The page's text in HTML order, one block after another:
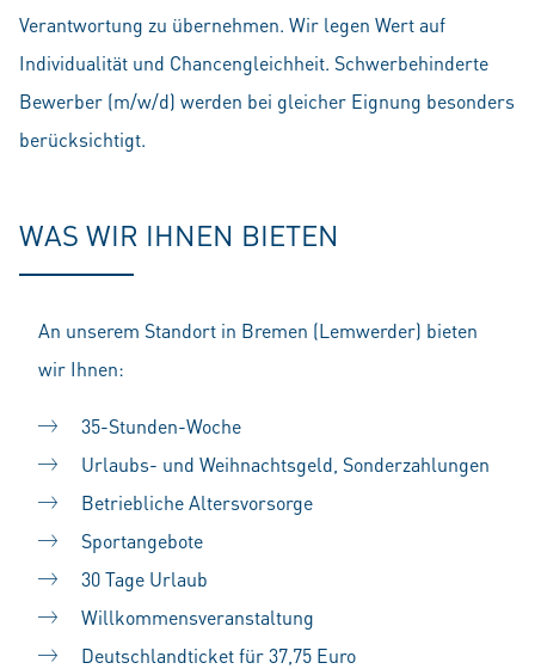
Verantwortung zu übernehmen. Wir legen Wert auf
Individualität und Chancengleichheit. Schwerbehinderte
Bewerber (m/w/d) werden bei gleicher Eignung besonders
berücksichtigt.
WAS WIR IHNEN BIETEN
An unserem Standort in Bremen (Lemwerder) bieten
wir Ihnen:
35-Stunden-Woche
Urlaubs- und Weihnachtsgeld, Sonderzahlungen
Betriebliche Altersvorsorge
Sportangebote
30 Tage Urlaub
Willkommensveranstaltung
Deutschlandticket für 37,75 Euro